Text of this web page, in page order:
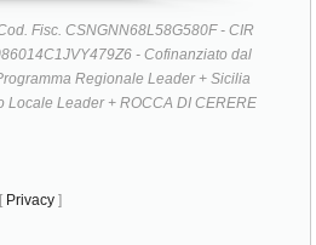
Fisc. CSNGNN68L58G580F - CIR
- Cofinanziato dal
Regionale Leader + Sicilia
Leader + ROCCA DI CERERE
[ Privacy ]